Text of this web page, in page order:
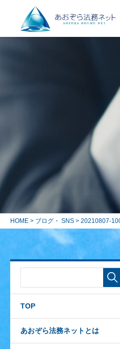
HOME > ブログ・ SNS > 20210807-
TOP
あおぞら法務ネットとは